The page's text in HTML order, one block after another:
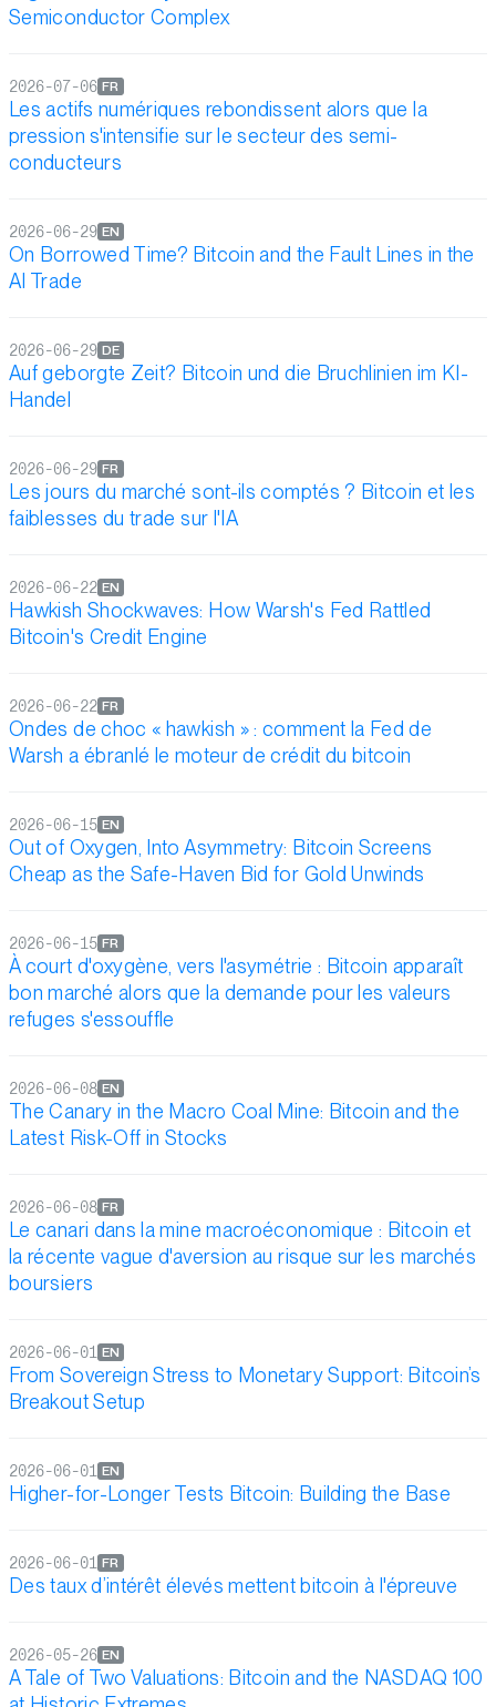
Semiconductor Complex
Les actifs numériques rebondissent alors que la
pression s'intensifie sur le secteur des semi-
conducteurs
FR
2026-07-06
On Borrowed Time? Bitcoin and the Fault Lines in the
AI Trade
EN
2026-06-29
Auf geborgte Zeit? Bitcoin und die Bruchlinien im KI-
Handel
DE
2026-06-29
Les jours du marché sont-ils comptés ? Bitcoin et les
faiblesses du trade sur l'IA
FR
2026-06-29
Hawkish Shockwaves: How Warsh's Fed Rattled
Bitcoin's Credit Engine
EN
2026-06-22
Ondes de choc « hawkish » : comment la Fed de
Warsh a ébranlé le moteur de crédit du bitcoin
FR
2026-06-22
Out of Oxygen, Into Asymmetry: Bitcoin Screens
Cheap as the Safe-Haven Bid for Gold Unwinds
EN
2026-06-15
À court d'oxygène, vers l'asymétrie : Bitcoin apparaît
bon marché alors que la demande pour les valeurs
refuges s'essouffle
FR
2026-06-15
The Canary in the Macro Coal Mine: Bitcoin and the
Latest Risk-Off in Stocks
EN
2026-06-08
Le canari dans la mine macroéconomique : Bitcoin et
la récente vague d'aversion au risque sur les marchés
boursiers
FR
2026-06-08
From Sovereign Stress to Monetary Support: Bitcoin’s
Breakout Setup
EN
2026-06-01
Higher-for-Longer Tests Bitcoin: Building the Base
EN
2026-06-01
Des taux d’intérêt élevés mettent bitcoin à l'épreuve
FR
2026-06-01
A Tale of Two Valuations: Bitcoin and the NASDAQ 100
EN
2026-05-26